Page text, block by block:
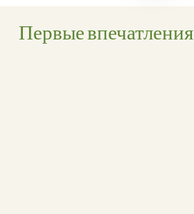
Первые впечатления